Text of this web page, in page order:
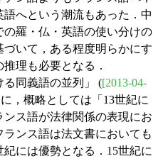
へという潮流もあった．中
羅・仏・英語の使い分けの
いて，ある程度明らかにす
理も必要となる．
同義語の並列」 ([2013-04-
，概略としては「13世紀に
ス語が法律関係の表現にお
ンス語は法文書においても
には優勢となる．15世紀に